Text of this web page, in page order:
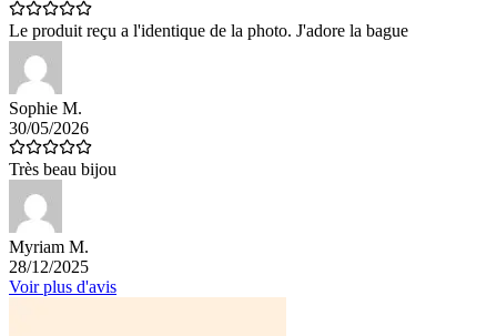
Le produit reçu a l'identique de la photo. J'adore la bague
Sophie M.
30/05/2026
Très beau bijou
Myriam M.
28/12/2025
Voir plus d'avis